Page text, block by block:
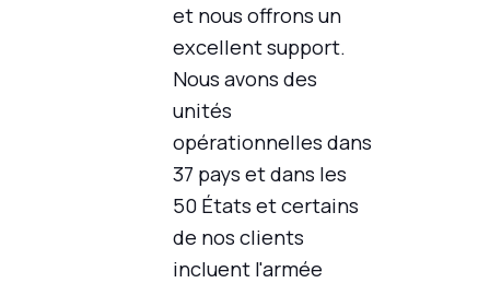
et nous offrons un
excellent support.
Nous avons des
unités
opérationnelles dans
37 pays et dans les
50 États et certains
de nos clients
incluent l'armée